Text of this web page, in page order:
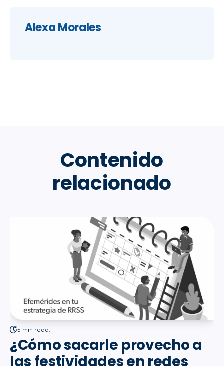
Alexa Morales
Contenido
relacionado
5 min read.
¿Cómo sacarle provecho a
las festividades en redes